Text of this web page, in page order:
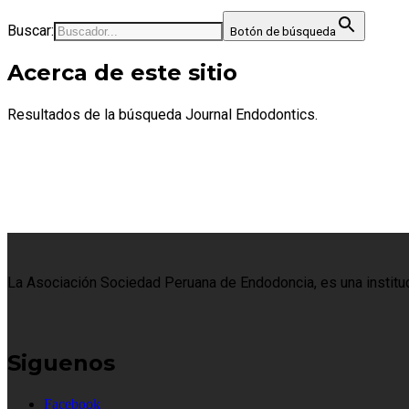
Buscar: Botón de búsqueda
Acerca de este sitio
Resultados de la búsqueda Journal Endodontics.
La Asociación Sociedad Peruana de Endodoncia, es una
Siguenos
Facebook